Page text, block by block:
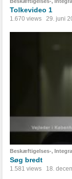
Tolkevideo 1
1.670 views 29. juni
Beskæftigelses-,
Søg bredt
1.581 views 18.